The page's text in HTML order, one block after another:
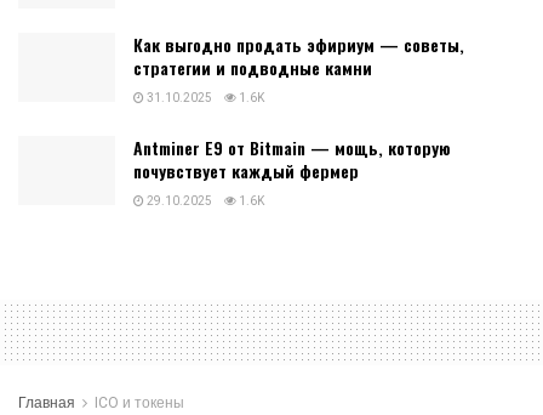
Как выгодно продать эфириум — советы,
стратегии и подводные камни
31.10.2025 1.6K
Antminer E9 от Bitmain — мощь, которую
почувствует каждый фермер
29.10.2025 1.6K
Главная ICO и токены